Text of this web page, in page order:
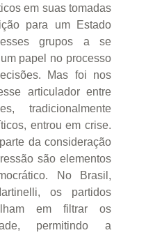
em suas tomadas
para um Estado
grupos a se
papel no processo
Mas foi nos
articulador entre
tradicionalmente
entrou em crise.
da consideração
são elementos
No Brasil,
os partidos
em filtrar os
permitindo a